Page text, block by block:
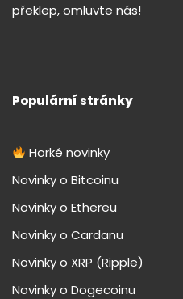
překlep, omluvte nás!
Populární stránky
Horké novinky
Novinky o Bitcoinu
Novinky o Ethereu
Novinky o Cardanu
Novinky o XRP (Ripple)
Novinky o Dogecoinu